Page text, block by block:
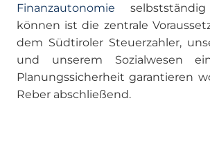
Finanzautonomie
können ist die zentrale
dem Südtiroler Steuerzahler,
und unserem Sozialwesen
Planungssicherheit garantieren
Reber abschließend.